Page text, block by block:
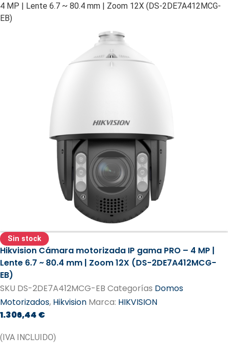
4 MP | Lente 6.7 ~ 80.4 mm | Zoom 12X (DS-2DE7A412MCG-
EB)
Sin stock
Hikvision Cámara motorizada IP gama PRO – 4 MP |
Lente 6.7 ~ 80.4 mm | Zoom 12X (DS-2DE7A412MCG-
EB)
SKU DS-2DE7A412MCG-EB Categorías Domos
Motorizados, Hikvision Marca: HIKVISION
1.306,44 €
(IVA INCLUIDO)